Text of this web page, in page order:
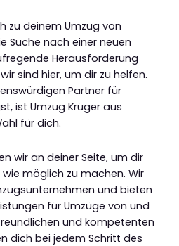
zu deinem Umzug von
Suche nach einer neuen
Herausforderung
sind hier, um dir zu helfen.
Partner für
ist Umzug Krüger aus
für dich.
wir an deiner Seite, um dir
möglich zu machen. Wir
und bieten
für Umzüge von und
und kompetenten
dich bei jedem Schritt des